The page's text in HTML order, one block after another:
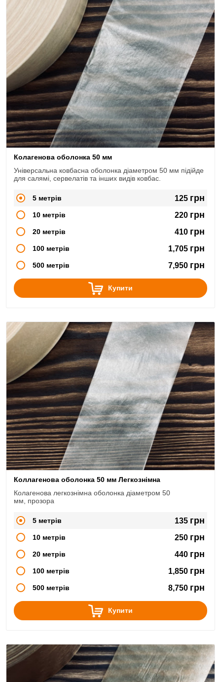
Колагенова оболонка 50 мм
Універсальна ковбасна оболонка діаметром 50 мм підійде
для салямі, сервелатів та інших видів ковбас.
5 метрів 125 грн
10 метрів 220 грн
20 метрів 410 грн
100 метрів 1,705 грн
500 метрів 7,950 грн
Купити
Коллагенова оболонка 50 мм Легкознімна
Колагенова легкознімна оболонка діаметром 50
5 метрів 135 грн
10 метрів 250 грн
20 метрів 440 грн
100 метрів 1,850 грн
500 метрів 8,750 грн
Купити